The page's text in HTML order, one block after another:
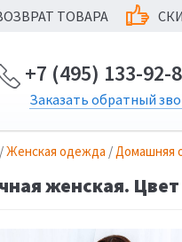
ТОВАРА
+7 (495) 133-92-
Заказать обратный
/Женская одежда /Домашняя
женская.